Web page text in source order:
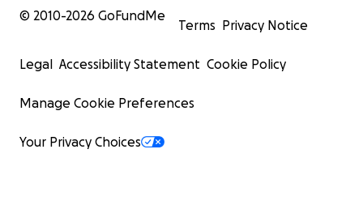
© 2010-2026 GoFundMe
Terms Privacy Notice
Legal Accessibility Statement Cookie Policy
Manage Cookie Preferences
Your Privacy Choices